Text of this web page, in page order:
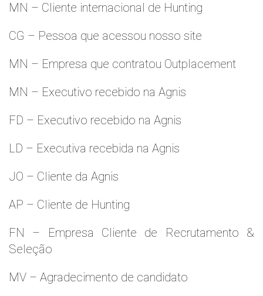
MN – Cliente internacional de Hunting
CG – Pessoa que acessou nosso site
MN – Empresa que contratou Outplacement
MN – Executivo recebido na Agnis
FD – Executivo recebido na Agnis
LD – Executiva recebida na Agnis
JO – Cliente da Agnis
AP – Cliente de Hunting
FN – Empresa Cliente de Recrutamento &
Seleção
MV – Agradecimento de candidato